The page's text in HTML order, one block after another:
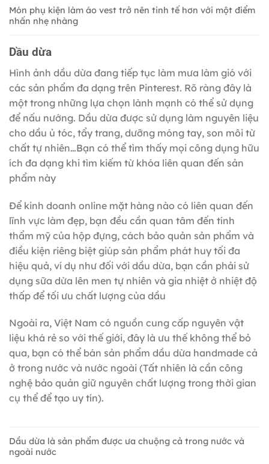
Món phụ kiện làm áo vest trở nên tinh tế hơn với một điểm
nhấn nhẹ nhàng
Dầu dừa
Hình ảnh dầu dừa đang tiếp tục làm mưa làm gió với
các sản phẩm đa dạng trên Pinterest. Rõ ràng đây là
một trong những lựa chọn lành mạnh có thể sử dụng
để nấu nướng. Dầu dừa được sử dụng làm nguyên liệu
cho dầu ủ tóc, tẩy trang, dưỡng móng tay, son môi từ
chất tự nhiên…Bạn có thể tìm thấy mọi công dụng hữu
ích đa dạng khi tìm kiếm từ khóa liên quan đến sản
phẩm này
Để kinh doanh online mặt hàng nào có liên quan đến
lĩnh vực làm đẹp, bạn đều cần quan tâm đến tính
thẩm mỹ của hộp đựng, cách bảo quản sản phẩm và
điều kiện riêng biệt giúp sản phẩm phát huy tối đa
hiệu quả, ví dụ như đối với dầu dừa, bạn cần phải sử
dụng sữa dừa lên men tự nhiên và gia nhiệt ở nhiệt độ
thấp để tối ưu chất lượng của dầu
Ngoài ra, Việt Nam có nguồn cung cấp nguyên vật
liệu khá rẻ so với thế giới, đây là ưu thế không thể bỏ
qua, bạn có thể bán sản phẩm dầu dừa handmade cả
ở trong nước và nước ngoài (Tất nhiên là cần công
nghệ bảo quản giữ nguyên chất lượng trong thời gian
cụ thể để tạo uy tín).
Dầu dừa là sản phẩm được ưa chuộng cả trong nước và
ngoài nước